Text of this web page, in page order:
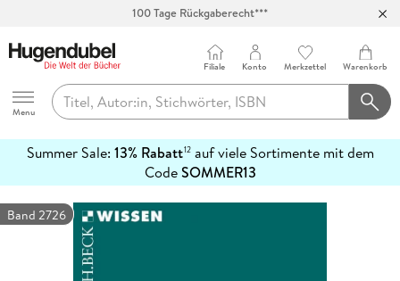
100 Tage Rückgaberecht***
Hugendubel
Menu
Filiale Konto Merkzettel Warenkorb
Summer Sale: 13% Rabatt12auf viele Sortimente mit dem
CodeSOMMER13
erfahren
Band 2726